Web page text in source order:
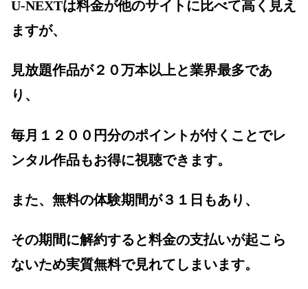
U-NEXTは料金が他のサイトに比べて高く見え
ますが、
見放題作品が２０万本以上と業界最多であ
り、
毎月１２００円分のポイントが付くことでレ
ンタル作品もお得に視聴できます。
また、無料の体験期間が３１日もあり、
その期間に解約すると料金の支払いが起こら
ないため実質無料で見れてしまいます。